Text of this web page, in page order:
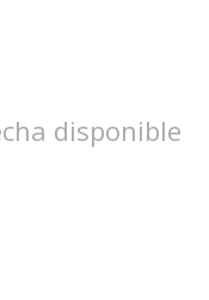
disponible